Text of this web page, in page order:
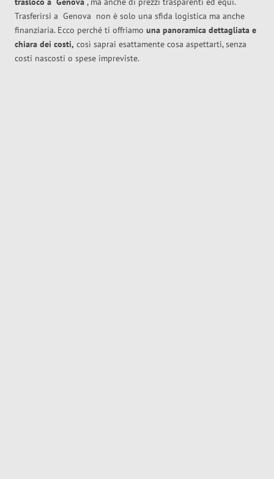
Trasferirsi a Genova non è solo una sfida logistica ma anche
finanziaria. Ecco perché ti offriamo una panoramica dettagliata e
chiara dei costi, così saprai esattamente cosa aspettarti, senza
costi nascosti o spese impreviste.